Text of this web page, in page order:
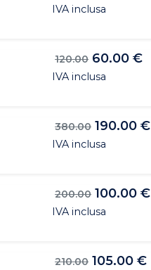
IVA inclusa
120.00 60.00 €
IVA inclusa
380.00 190.00 €
IVA inclusa
200.00 100.00 €
IVA inclusa
210.00 105.00 €